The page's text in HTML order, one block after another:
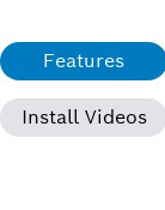
Features
Install Videos